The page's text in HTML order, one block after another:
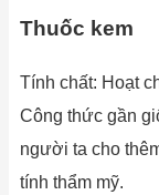
Thuốc kem
Tính chất: Hoạt
Công thức gần
người ta cho
tính thẩm mỹ.